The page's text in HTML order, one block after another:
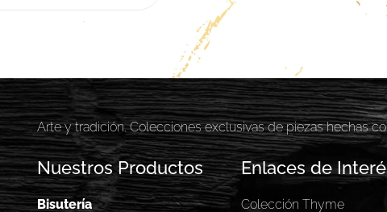
Arte y tradición. Colecciones exclusivas de piezas hechas
Nuestros Productos
Bisutería
Enlaces de
Colección Thyme